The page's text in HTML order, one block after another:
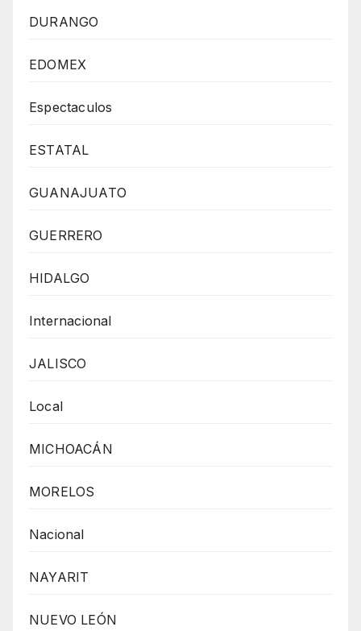
DURANGO
EDOMEX
Espectaculos
ESTATAL
GUANAJUATO
GUERRERO
HIDALGO
Internacional
JALISCO
Local
MICHOACÁN
MORELOS
Nacional
NAYARIT
NUEVO LEÓN